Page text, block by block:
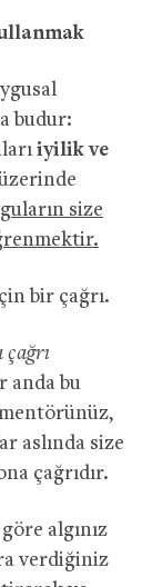
budur:
iyilik ve
size
bir çağrı.
çağrı
anda bu
aslında size
çağrıdır.
göre algınız
verdiğiniz